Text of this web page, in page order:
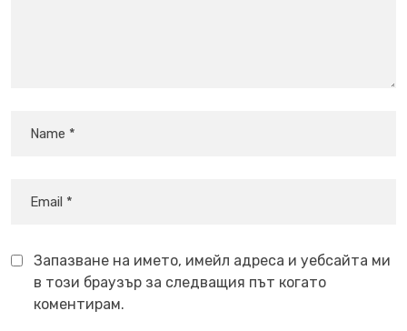
Запазване на името, имейл адреса и уебсайта ми
в този браузър за следващия път когато
коментирам.